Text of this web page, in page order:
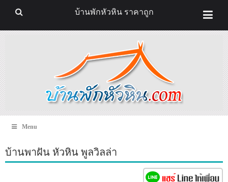
Menu
บ้านพาฝัน หัวหิน พูลวิลล่า
บ้านพักหัวหิน ราคาถูก